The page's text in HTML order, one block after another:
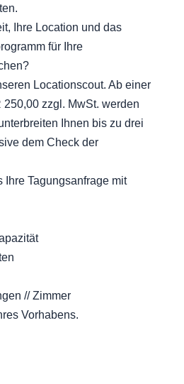
Ihre Location und das
für Ihre
Locationscout. Ab einer
zzgl. MwSt. werden
Ihnen bis zu drei
dem Check der
Ihre Tagungsanfrage mit
// Zimmer
Vorhabens.